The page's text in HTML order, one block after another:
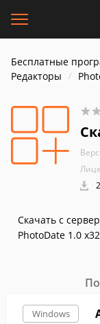
Бесплатные
Редакторы
Скачать с
PhotoDate 1.0
Windows